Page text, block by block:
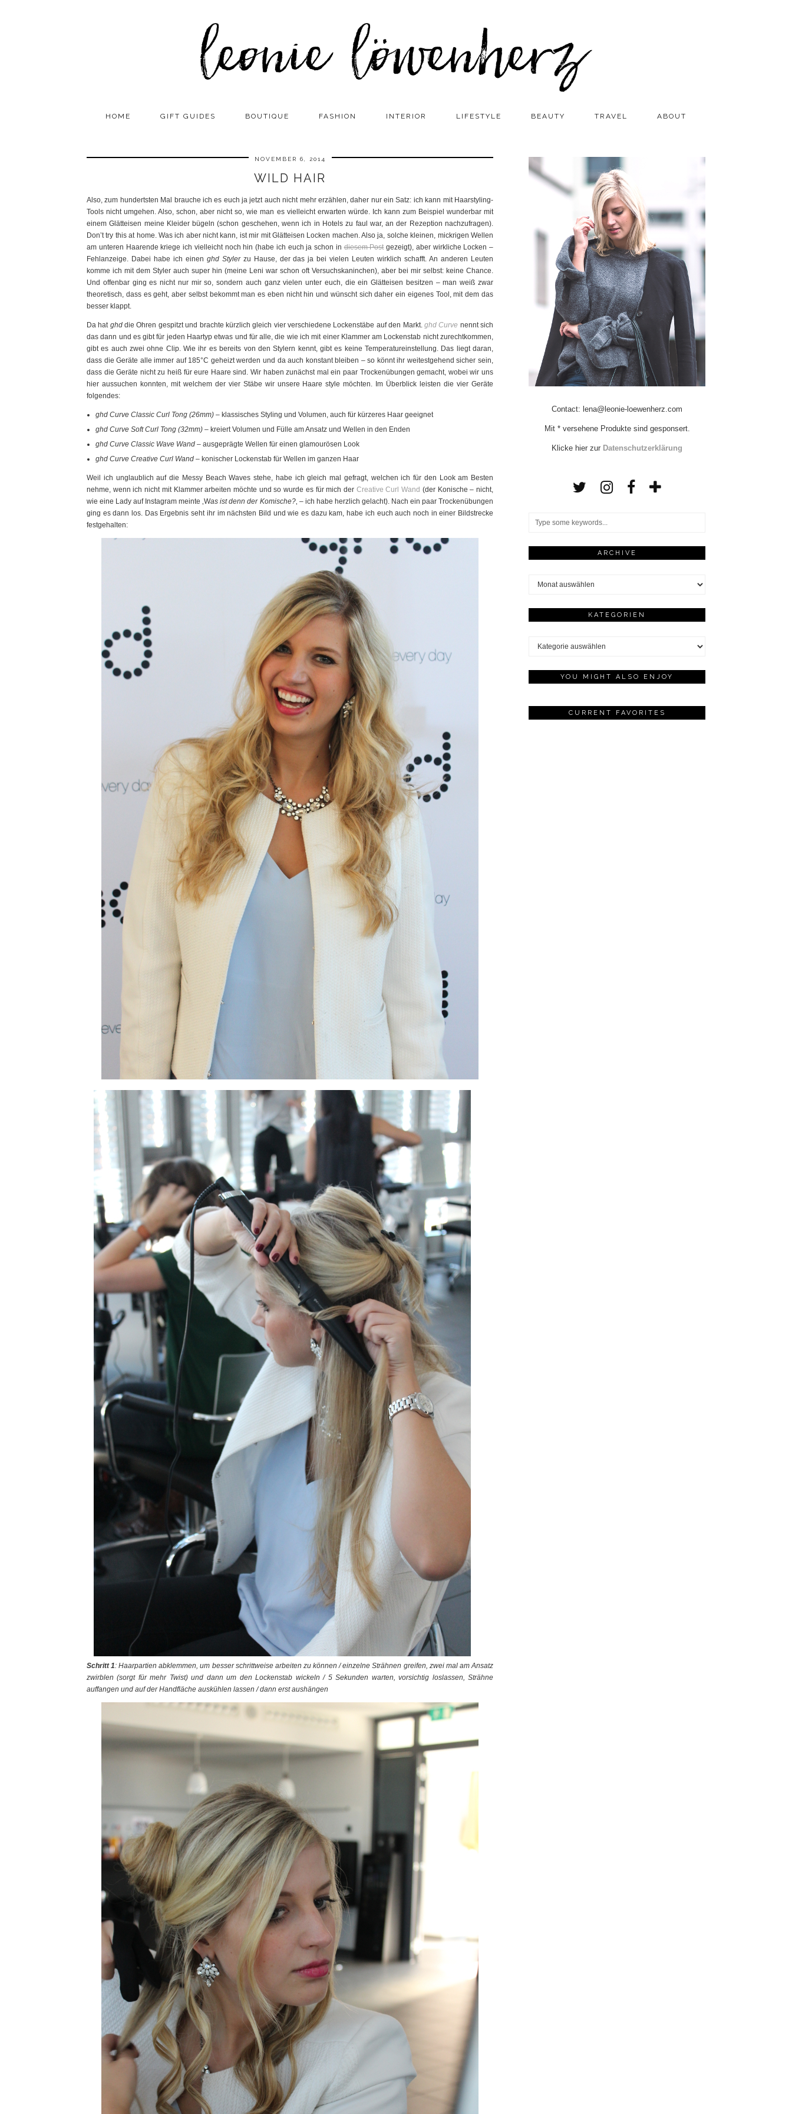
HOME GIFT GUIDES BOUTIQUE FASHION INTERIOR LIFESTYLE BEAUTY TRAVEL ABOUT
NOVEMBER 6, 2014
WILD HAIR
Also, zum hundertsten Mal brauche ich es euch ja jetzt auch nicht mehr erzählen, daher nur ein Satz: ich kann mit Haarstyling-
Tools nicht umgehen. Also, schon, aber nicht so, wie man es vielleicht erwarten würde. Ich kann zum Beispiel wunderbar mit
einem Glätteisen meine Kleider bügeln (schon geschehen, wenn ich in Hotels zu faul war, an der Rezeption nachzufragen).
Don’t try this at home. Was ich aber nicht kann, ist mir mit Glätteisen Locken machen. Also ja, solche kleinen, mickrigen Wellen
am unteren Haarende kriege ich vielleicht noch hin (habe ich euch ja schon indiesem Postgezeigt), aber wirkliche Locken –
Fehlanzeige. Dabei habe ich einen ghd Stylerzu Hause, der das ja bei vielen Leuten wirklich schafft. An anderen Leuten
komme ich mit dem Styler auch super hin (meine Leni war schon oft Versuchskaninchen), aber bei mir selbst: keine Chance.
Und offenbar ging es nicht nur mir so, sondern auch ganz vielen unter euch, die ein Glätteisen besitzen – man weiß zwar
theoretisch, dass es geht, aber selbst bekommt man es eben nicht hin und wünscht sich daher ein eigenes Tool, mit dem das
besser klappt.
Da hat ghddie Ohren gespitzt und brachte kürzlich gleich vier verschiedene Lockenstäbe auf den Markt. ghd Curve nennt sich
das dann und es gibt für jeden Haartyp etwas und für alle, die wie ich mit einer Klammer am Lockenstab nicht zurechtkommen,
gibt es auch zwei ohne Clip. Wie ihr es bereits von den Stylern kennt, gibt es keine Temperatureinstellung. Das liegt daran,
dass die Geräte alle immer auf 185°C geheizt werden und da auch konstant bleiben – so könnt ihr weitestgehend sicher sein,
dass die Geräte nicht zu heiß für eure Haare sind. Wir haben zunächst mal ein paar Trockenübungen gemacht, wobei wir uns
hier aussuchen konnten, mit welchem der vier Stäbe wir unsere Haare style möchten. Im Überblick leisten die vier Geräte
folgendes:
ghd Curve Classic Curl Tong (26mm) – klassisches Styling und Volumen, auch für kürzeres Haar geeignet
ghd Curve Soft Curl Tong (32mm) – kreiert Volumen und Fülle am Ansatz und Wellen in den Enden
ghd Curve Classic Wave Wand – ausgeprägte Wellen für einen glamourösen Look
ghd Curve Creative Curl Wand – konischer Lockenstab für Wellen im ganzen Haar
Weil ich unglaublich auf die Messy Beach Waves stehe, habe ich gleich mal gefragt, welchen ich für den Look am Besten
nehme, wenn ich nicht mit Klammer arbeiten möchte und so wurde es für mich der Creative Curl Wand (der Konische – nicht,
wie eine Lady auf Instagram meinte ‚Was ist denn der Komische?‚ – ich habe herzlich gelacht). Nach ein paar Trockenübungen
ging es dann los. Das Ergebnis seht ihr im nächsten Bild und wie es dazu kam, habe ich euch auch noch in einer Bildstrecke
festgehalten:
Schritt 1: Haarpartien abklemmen, um besser schrittweise arbeiten zu können / einzelne Strähnen greifen, zwei mal am Ansatz
zwirblen (sorgt für mehr Twist) und dann um den Lockenstab wickeln / 5 Sekunden warten, vorsichtig loslassen, Strähne
auffangen und auf der Handfläche auskühlen lassen / dann erst aushängen
Contact: lena@leonie-loewenherz.com
Mit * versehene Produkte sind gesponsert.
Klicke hier zur Datenschutzerklärung
ARCHIVE
KATEGORIEN
YOU MIGHT ALSO ENJOY
CURRENT FAVORITES